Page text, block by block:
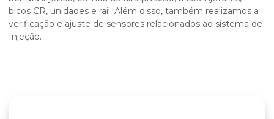
bicos CR, unidades e rail. Além disso, também realizamos a
verificação e ajuste de sensores relacionados ao sistema de
Injeção.